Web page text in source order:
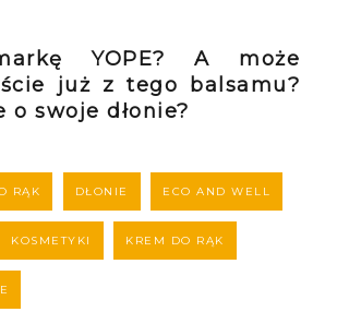
YOPE? A może
już z tego balsamu?
o swoje dłonie?
RĄK DŁONIE ECO AND WELL
KOSMETYKI KREM DO RĄK